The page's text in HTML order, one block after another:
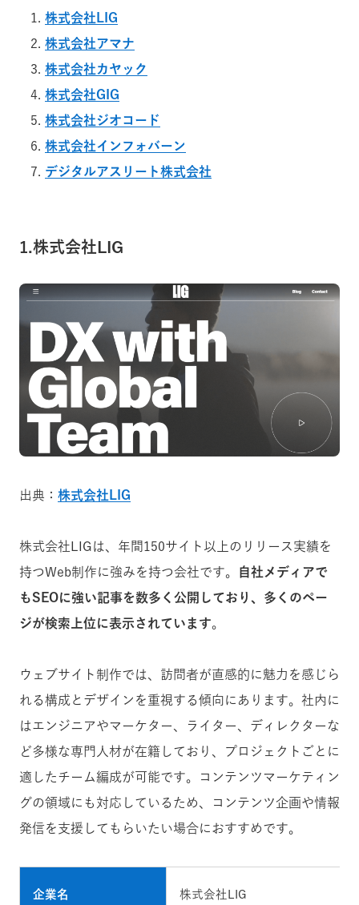
株式会社LIG
株式会社アマナ
株式会社カヤック
株式会社GIG
株式会社ジオコード
株式会社インフォバーン
デジタルアスリート株式会社
1.株式会社LIG
出典： 株式会社LIG
株式会社LIGは、年間150サイト以上のリリース実績を
持つWeb制作に強みを持つ会社です。
自社メディアで
もSEOに強い記事を数多く公開しており、多くのペー
ジが検索上位に表示されています。
ウェブサイト制作では、訪問者が直感的に魅力を感じら
れる構成とデザインを重視する傾向にあります。社内に
はエンジニアやマーケター、ライター、ディレクターな
ど多様な専門人材が在籍しており、プロジェクトごとに
適したチーム編成が可能です。コンテンツマーケティン
グの領域にも対応しているため、コンテンツ企画や情報
発信を支援してもらいたい場合におすすめです。
企業名 株式会社LIG